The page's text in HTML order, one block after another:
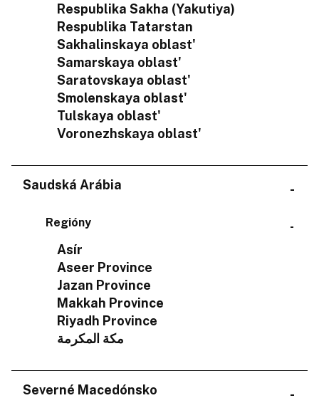
Respublika Sakha (Yakutiya)
Respublika Tatarstan
Sakhalinskaya oblast'
Samarskaya oblast'
Saratovskaya oblast'
Smolenskaya oblast'
Tulskaya oblast'
Voronezhskaya oblast'
Saudská Arábia
Regióny
Asír
Aseer Province
Jazan Province
Makkah Province
Riyadh Province
مكة المكرمة
Severné Macedónsko